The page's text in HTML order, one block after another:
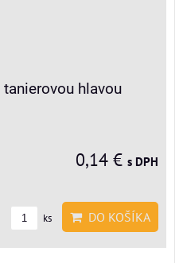
hlavou
0,14 € s DPH
ks DO KOŠÍKA